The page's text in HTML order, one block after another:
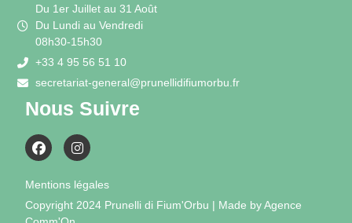
Du 1er Juillet au 31 Août
Du Lundi au Vendredi
08h30-15h30
+33 4 95 56 51 10
secretariat-general@prunellidifiumorbu.fr
Nous Suivre
Mentions légales
Copyright 2024 Prunelli di Fium'Orbu | Made by Agence